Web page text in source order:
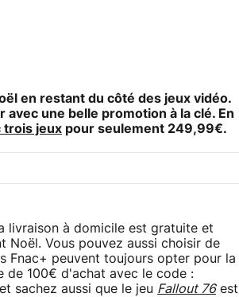
en restant du côté des jeux vidéo.
une belle promotion à la clé. En
trois jeux pour seulement 249,99€.
livraison à domicile est gratuite et
Noël. Vous pouvez aussi choisir de
Fnac+ peuvent toujours opter pour la
de 100€ d'achat avec le code :
sachez aussi que le jeu Fallout 76est